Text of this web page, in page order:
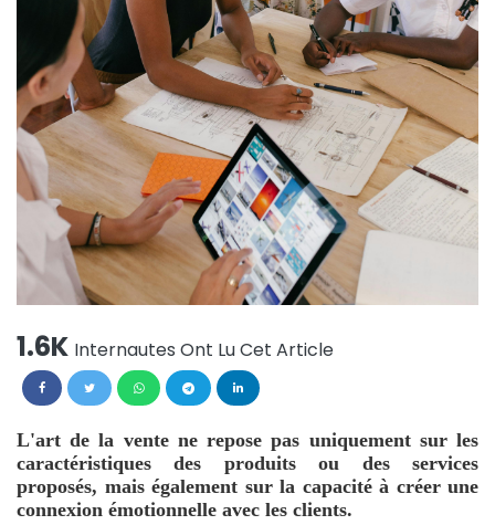
1.6K Internautes Ont Lu Cet Article
L'art de la vente ne repose pas uniquement sur les
caractéristiques des produits ou des services
proposés, mais également sur la capacité à créer une
connexion émotionnelle avec les clients.